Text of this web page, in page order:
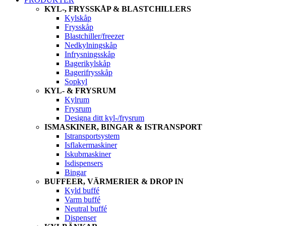
KYL-, FRYSSKÅP & BLASTCHILLERS
Kylskåp
Frysskåp
Blastchiller/freezer
Nedkylningskåp
Infrysningsskåp
Bagerikylskåp
Bagerifrysskåp
Sopkyl
KYL- & FRYSRUM
Kylrum
Frysrum
Designa ditt kyl-/frysrum
ISMASKINER, BINGAR & ISTRANSPORT
Istransportsystem
Isflakermaskiner
Iskubmaskiner
Isdispensers
Bingar
BUFFEER, VÄRMERIER & DROP IN
Kyld buffé
Varm buffé
Neutral buffé
Dispenser